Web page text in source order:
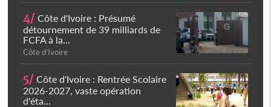
4/ Côte d'Ivoire : Présumé
détournement de 39 milliards de
FCFA à la...
Côte d'Ivoire
5/ Côte d'Ivoire : Rentrée Scolaire
2026-2027, vaste opération
d'éta...